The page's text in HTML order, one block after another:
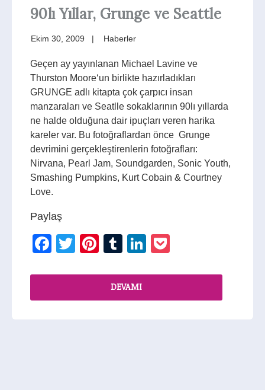
90lı Yıllar, Grunge ve Seattle
Ekim 30, 2009 Haberler
Geçen ay yayınlanan Michael Lavine ve
Thurston Moore‘un birlikte hazırladıkları
GRUNGE adlı kitapta çok çarpıcı insan
manzaraları ve Seatlle sokaklarının 90lı yıllarda
ne halde olduğuna dair ipuçları veren harika
kareler var. Bu fotoğraflardan önce Grunge
devrimini gerçekleştirenlerin fotoğrafları:
Nirvana, Pearl Jam, Soundgarden, Sonic Youth,
Smashing Pumpkins, Kurt Cobain & Courtney
Love.
Paylaş
Facebook
TwitterPinterest
TumblrLinkedIn
DEVAMI